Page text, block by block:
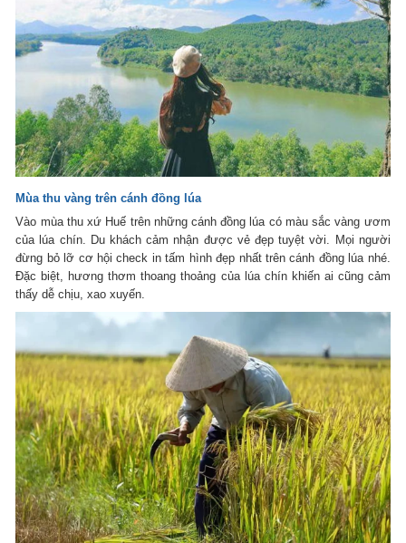
Mùa thu vàng trên cánh đồng lúa
Vào mùa thu xứ Huế trên những cánh đồng lúa có màu sắc vàng ươm
của lúa chín. Du khách cảm nhận được vẻ đẹp tuyệt vời. Mọi người
đừng bỏ lỡ cơ hội check in tấm hình đẹp nhất trên cánh đồng lúa nhé.
Đặc biệt, hương thơm thoang thoảng của lúa chín khiến ai cũng cảm
thấy dễ chịu, xao xuyến.